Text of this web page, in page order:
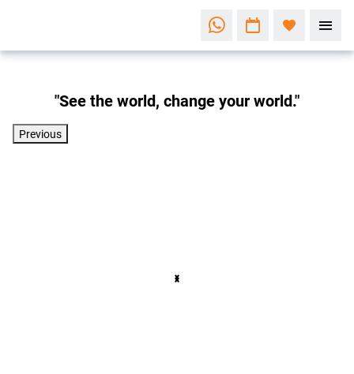
"See the world, change your world."
Previous